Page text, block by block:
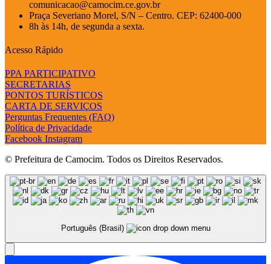
comunicacao@camocim.ce.gov.br
Praça Severiano Morel, S/N – Centro. CEP: 62400-000
8h às 14h, de segunda a sexta.
Acesso Rápido
PPA PARTICIPATIVO
SECRETARIAS
PONTOS TURÍSTICOS
CARTA DE SERVIÇOS
Perguntas Frequentes (FAQ)
Política de Privacidade
Facebook Instagram
© Prefeitura de Camocim. Todos os Direitos Reservados.
Português (Brasil)